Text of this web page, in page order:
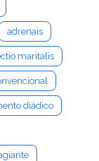
adrenais
maritalis
diádico